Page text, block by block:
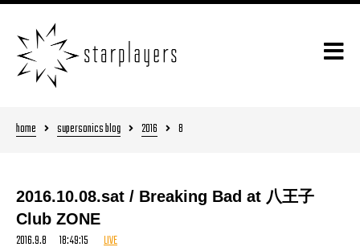
home supersonics blog 2016 8
2016.10.08.sat / Breaking Bad at 八王子
Club ZONE
2016.9.8 18:49:15 LIVE